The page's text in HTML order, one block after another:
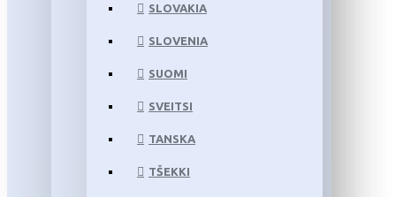
SLOVAKIA
SLOVENIA
SUOMI
SVEITSI
TANSKA
TŠEKKI